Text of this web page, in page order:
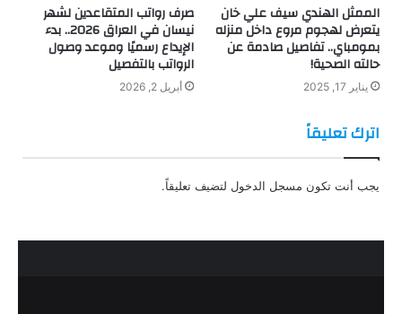
الممثل الهندي سيف علي خان
يتعرض لهجوم مروع داخل منزله
بمومباي.. تفاصيل صادمة عن
حالته الصحية!
يناير 17, 2025
صرف رواتب المتقاعدين لشهر
نيسان في العراق 2026.. بدء
الإيداع رسميًا وموعد وصول
الرواتب بالتفصيل
أبريل 2, 2026
اترك تعليقاً
يجب أنت تكون مسجل الدخول لتضيف تعليقاً.